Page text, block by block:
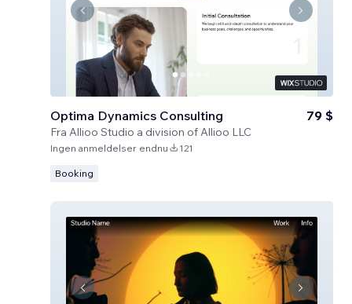
Optima Dynamics Consulting
Fra Allioo Studio a division of Allioo LLC
79 $
Ingen anmeldelser endnu 121
Booking